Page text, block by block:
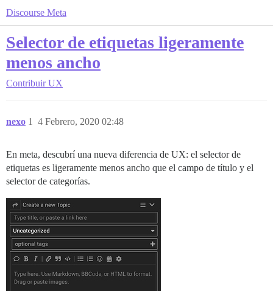
Discourse Meta
Selector de etiquetas ligeramente
menos ancho
Contribuir UX
nexo 4 Febrero, 2020 02:48
1
En meta, descubrí una nueva diferencia de UX: el selector de
etiquetas es ligeramente menos ancho que el campo de título y el
selector de categorías.